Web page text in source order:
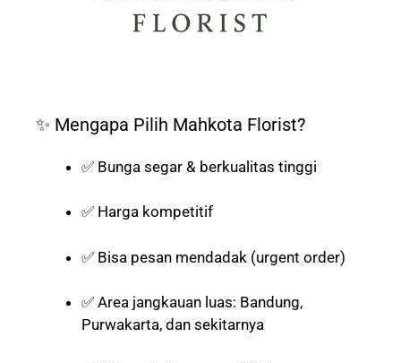
✨ Mengapa Pilih Mahkota Florist?
✅ Bunga segar & berkualitas tinggi
✅ Harga kompetitif
✅ Bisa pesan mendadak (urgent order)
✅ Area jangkauan luas: Bandung,
Purwakarta, dan sekitarnya